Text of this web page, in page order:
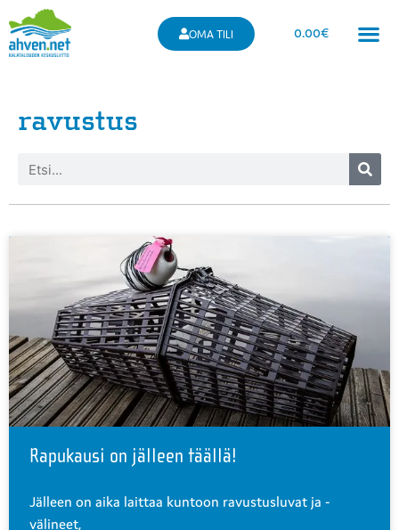
OMA TILI 0.00€
ravustus
Rapukausi on jälleen täällä!
Jälleen on aika laittaa kuntoon ravustusluvat ja -
välineet,